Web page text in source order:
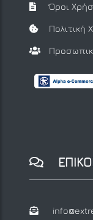
Όροι
Πολιτική